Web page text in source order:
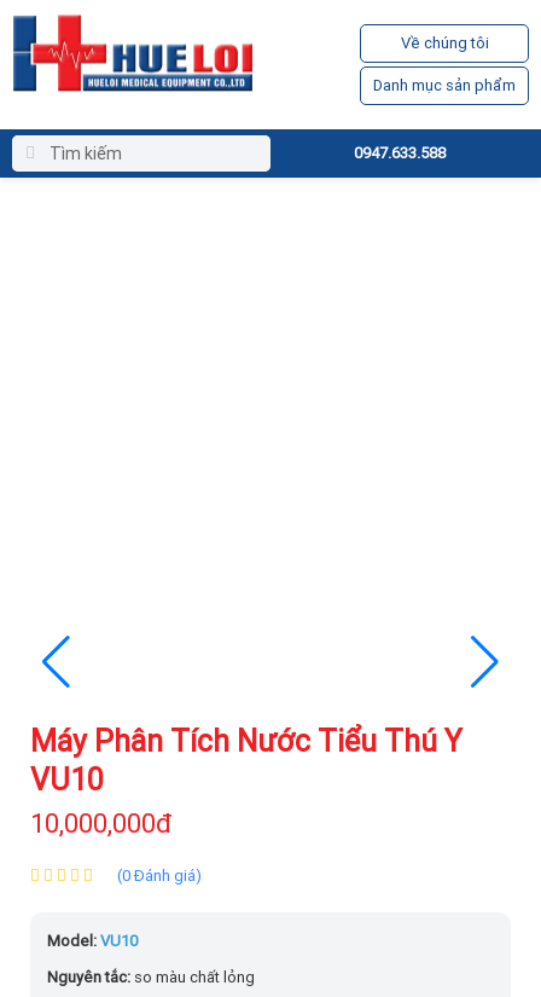
Về chúng tôi
Danh mục sản phẩm
0947.633.588
Máy Phân Tích Nước Tiểu Thú Y
VU10
10,000,000đ
(0 Đánh giá)
Model:VU10
Nguyên tắc: so màu chất lỏng